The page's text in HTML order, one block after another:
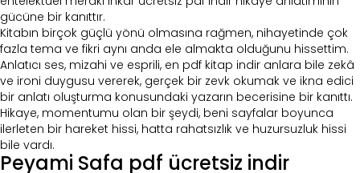
gücüne bir kanıttır.
Kitabın birçok güçlü yönü olmasına rağmen, nihayetinde çok
fazla tema ve fikri aynı anda ele almakta olduğunu hissettim.
Anlatıcı ses, mizahi ve esprili, en pdf kitap indir anlara bile zekâ
ve ironi duygusu vererek, gerçek bir zevk okumak ve ikna edici
bir anlatı oluşturma konusundaki yazarın becerisine bir kanıttı.
Hikaye, momentumu olan bir şeydi, beni sayfalar boyunca
ilerleten bir hareket hissi, hatta rahatsızlık ve huzursuzluk hissi
bile vardı.
Peyami Safa pdf ücretsiz indir